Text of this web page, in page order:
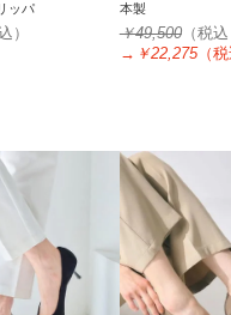
ッパ
）
本製
￥49,500（税
→ ￥22,275（